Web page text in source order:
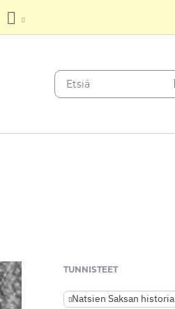
TUNNISTEET
Natsien Saksan historia